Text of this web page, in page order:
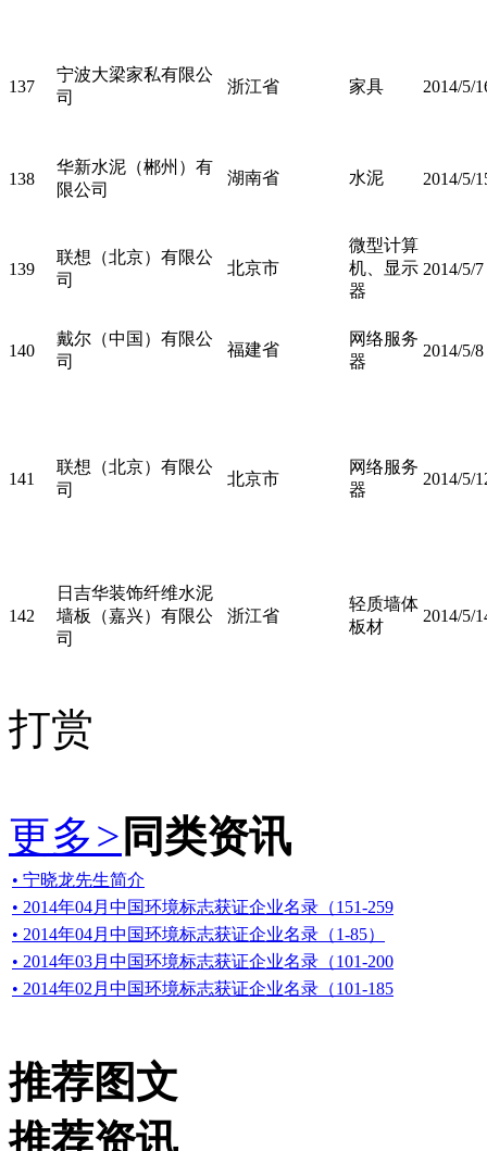
137
宁波大梁家私有限公
司
浙江省 家具 2014/5/
138
华新水泥（郴州）有
限公司
湖南省 水泥 2014/5/
139
联想（北京）有限公
司
北京市
微型计算
机、显示
器
2014/5/7
140
戴尔（中国）有限公
司
福建省
网络服务
器
2014/5/8
141
联想（北京）有限公
司
北京市
网络服务
器
2014/5/
142
日吉华装饰纤维水泥
墙板（嘉兴）有限公
司
浙江省
轻质墙体
板材
2014/5/
打赏
更多> 同类资讯
• 宁晓龙先生简介
• 2014年04月中国环境标志获证企业名录（151-259
• 2014年04月中国环境标志获证企业名录（1-85）
• 2014年03月中国环境标志获证企业名录（101-200
• 2014年02月中国环境标志获证企业名录（101-185
推荐图文
推荐资讯